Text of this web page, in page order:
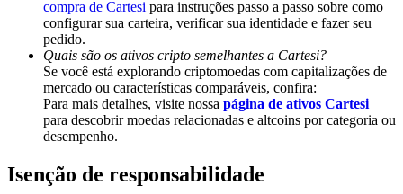
Deposit & Trade BTC to Share 25000 USDT prize pool!
Deposit CASHCAT & Win
Share 500000 CASHCAT prize pool
compra de Cartesi para instruções passo a passo sobre como
configurar sua carteira, verificar sua identidade e fazer seu
pedido.
Quais são os ativos cripto semelhantes a Cartesi?
Se você está explorando criptomoedas com capitalizações de
mercado ou características comparáveis, confira:
Para mais detalhes, visite nossa página de ativos Cartesi
para descobrir moedas relacionadas e altcoins por categoria ou
desempenho.
Isenção de responsabilidade